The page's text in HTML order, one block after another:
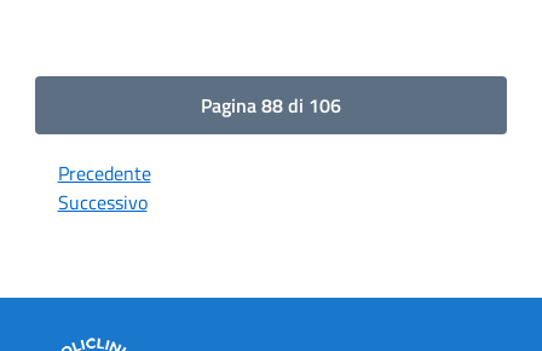
Pagina 88 di 106
Precedente
Successivo